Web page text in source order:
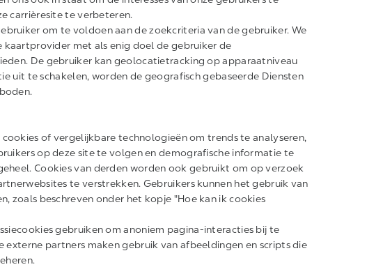
carrièresite te verbeteren.
om te voldoen aan de zoekcriteria van de gebruiker. We
met als enig doel de gebruiker de
De gebruiker kan geolocatietracking op apparaatniveau
uit te schakelen, worden de geografisch gebaseerde Diensten
of vergelijkbare technologieën om trends te analyseren,
op deze site te volgen en demografische informatie te
Cookies van derden worden ook gebruikt om op verzoek
te verstrekken. Gebruikers kunnen het gebruik van
zoals beschreven onder het kopje "Hoe kan ik cookies
gebruiken om anoniem pagina-interacties bij te
partners maken gebruik van afbeeldingen en scripts die